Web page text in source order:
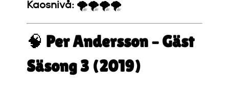
Kaosnivå: 🌪️🌪️🌪️🌪️
🧠 Per Andersson – Gäst
Säsong 3 (2019)